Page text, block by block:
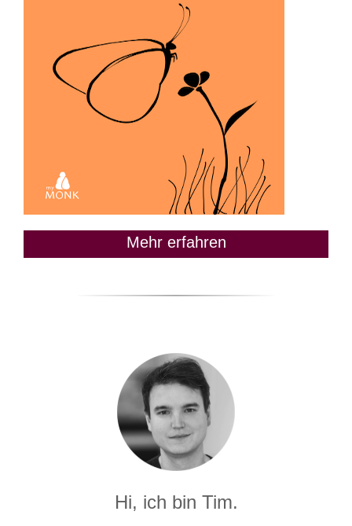
Mehr erfahren
Hi, ich bin Tim.